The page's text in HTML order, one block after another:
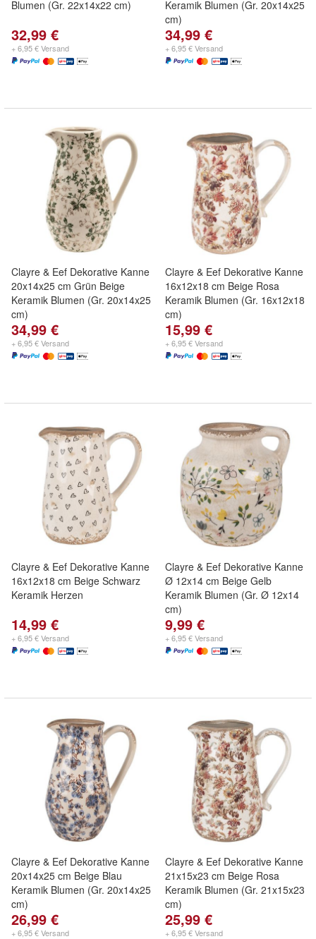
Blumen (Gr. 22x14x22 cm)
32,99 €
+ 6,95 € Versand
Keramik Blumen (Gr. 20x14x25
cm)
34,99 €
+ 6,95 € Versand
Clayre & Eef Dekorative Kanne
20x14x25 cm Grün Beige
Keramik Blumen (Gr. 20x14x25
cm)
34,99 €
+ 6,95 € Versand
Clayre & Eef Dekorative Kanne
16x12x18 cm Beige Rosa
Keramik Blumen (Gr. 16x12x18
cm)
15,99 €
+ 6,95 € Versand
Clayre & Eef Dekorative Kanne
16x12x18 cm Beige Schwarz
Keramik Herzen
14,99 €
+ 6,95 € Versand
Clayre & Eef Dekorative Kanne
Ø 12x14 cm Beige Gelb
Keramik Blumen (Gr. Ø 12x14
cm)
9,99 €
+ 6,95 € Versand
Clayre & Eef Dekorative Kanne
20x14x25 cm Beige Blau
Keramik Blumen (Gr. 20x14x25
cm)
26,99 €
+ 6,95 € Versand
Clayre & Eef Dekorative Kanne
21x15x23 cm Beige Rosa
Keramik Blumen (Gr. 21x15x23
cm)
25,99 €
+ 6,95 € Versand